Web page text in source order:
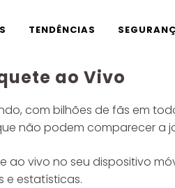
TENDÊNCIAS
ao Vivo
com bilhões de fãs em
não podem comparecer a
vivo no seu dispositivo
e estatísticas.